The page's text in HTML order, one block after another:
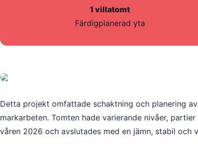
1 villatomt
Färdigplanerad yta
Detta projekt omfattade schaktning och planering
markarbeten. Tomten hade varierande nivåer,
våren 2026 och avslutades med en jämn, stabil